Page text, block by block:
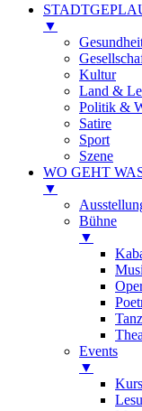
▼
Kultur
Land &
Politik &
Satire
Sport
Szene
WO GEHT
▼
Bühne
▼
Tanz
Events
▼